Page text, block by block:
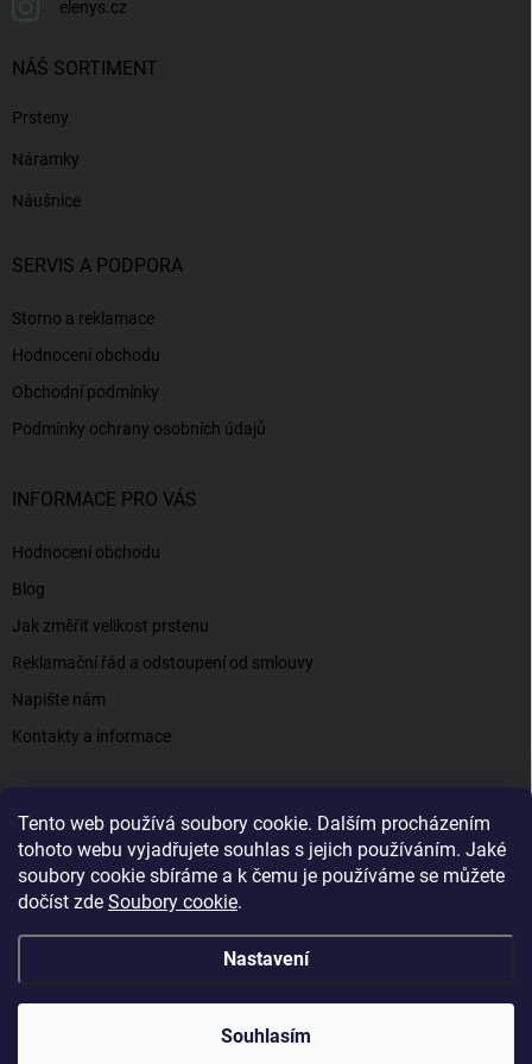
Tento web používá soubory cookie. Dalším procházením
tohoto webu vyjadřujete souhlas s jejich používáním. Jaké
soubory cookie sbíráme a k čemu je používáme se můžete
dočíst zde Soubory cookie.
Nastavení
Souhlasím
elenys.cz
NÁŠ SORTIMENT
Prsteny
Náramky
Náušnice
SERVIS A PODPORA
Storno a reklamace
Hodnocení obchodu
Obchodní podmínky
Podmínky ochrany osobních údajů
INFORMACE PRO VÁS
Hodnocení obchodu
Blog
Jak změřit velikost prstenu
Reklamační řád a odstoupení od smlouvy
Napište nám
Kontakty a informace
Elenys.cz - šperky, kterým věříte už od roku 2016
Vytvořil Shoptet